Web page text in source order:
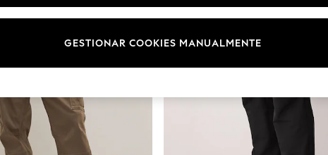
GESTIONAR COOKIES MANUALMENTE